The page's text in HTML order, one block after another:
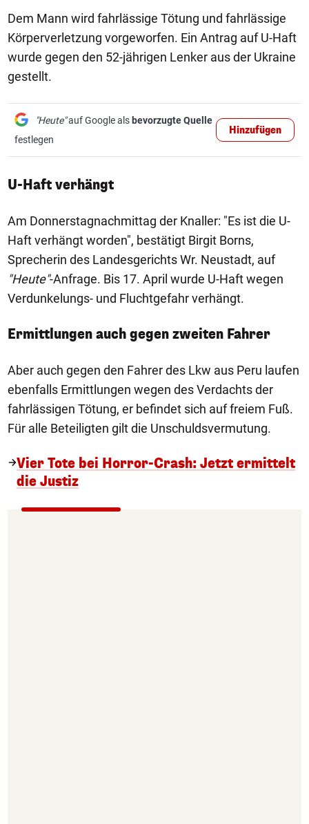
Dem Mann wird fahrlässige Tötung und fahrlässige
Körperverletzung vorgeworfen. Ein Antrag auf U-Haft
wurde gegen den 52-jährigen Lenker aus der Ukraine
gestellt.
"Heute"auf Google als bevorzugte Quelle
festlegen
Hinzufügen
U-Haft verhängt
Am Donnerstagnachmittag der Knaller: "Es ist die U-
Haft verhängt worden", bestätigt Birgit Borns,
Sprecherin des Landesgerichts Wr. Neustadt, auf
"Heute"-Anfrage. Bis 17. April wurde U-Haft wegen
Verdunkelungs- und Fluchtgefahr verhängt.
Ermittlungen auch gegen zweiten Fahrer
Aber auch gegen den Fahrer des Lkw aus Peru laufen
ebenfalls Ermittlungen wegen des Verdachts der
fahrlässigen Tötung, er befindet sich auf freiem Fuß.
Für alle Beteiligten gilt die Unschuldsvermutung.
Vier Tote bei Horror-Crash: Jetzt ermittelt
die Justiz